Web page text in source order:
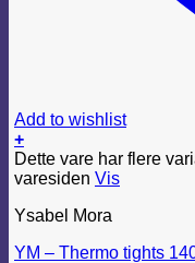
Add to wishlist
+
Dette vare har flere
varesiden Vis
Ysabel Mora
YM – Thermo tights